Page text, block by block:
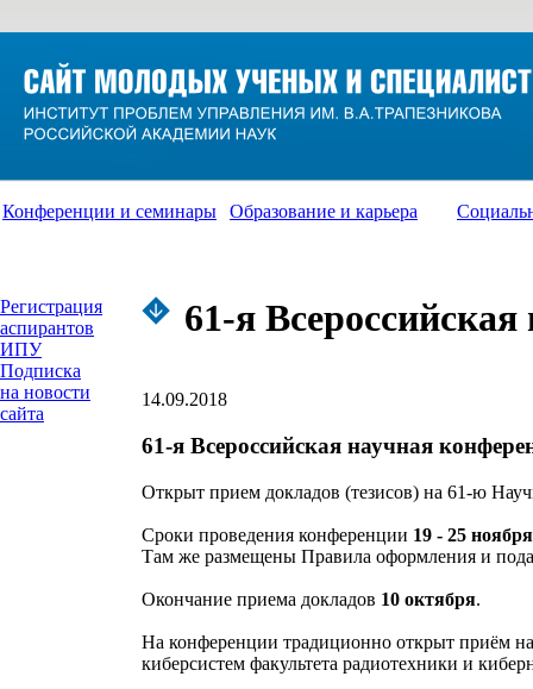
Конференции и семинары Образование и карьера
Регистрация
аспирантов
ИПУ
Подписка
на новости
сайта
61-я
14.09.2018
61-я Всероссийская научная
Открыт прием докладов (тезисов) на 61-ю
Сроки проведения конференции 19 - 25
Там же размещены Правила оформления и
Окончание приема докладов 10 октября.
На конференции традиционно открыт приём
киберсистем факультета радиотехники и